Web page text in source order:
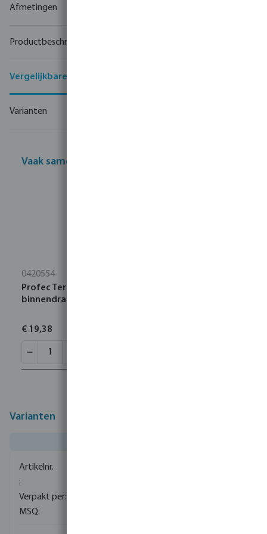
Afmetingen
Productbeschrijving
Vergelijkbare producten
Varianten
Vaak samen gekocht
0420554
Profec Terugslagklep veerbelast messing 1"
binnendraad 16bar type 5
€ 19,38
Varianten